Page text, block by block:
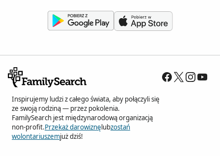
Inspirujemy ludzi z całego świata, aby połączyli się
ze swoją rodziną — przez pokolenia.
FamilySearch jest międzynarodową organizacją
non-profit.Przekaż darowiznę lubzostań
wolontariuszemjuż dziś!